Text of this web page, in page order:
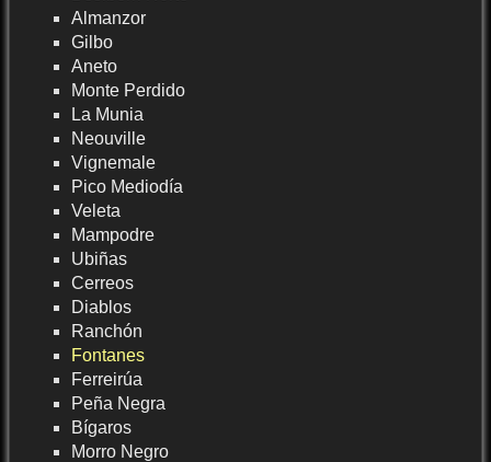
Almanzor
Gilbo
Aneto
Monte Perdido
La Munia
Neouville
Vignemale
Pico Mediodía
Veleta
Mampodre
Ubiñas
Cerreos
Diablos
Ranchón
Fontanes
Ferreirúa
Peña Negra
Bígaros
Morro Negro